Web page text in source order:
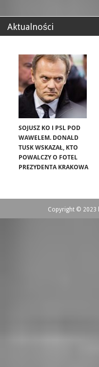
Aktualności
SOJUSZ KO I PSL POD
WAWELEM. DONALD
TUSK WSKAZAŁ, KTO
POWALCZY O FOTEL
PREZYDENTA KRAKOWA
Copyright © 2023